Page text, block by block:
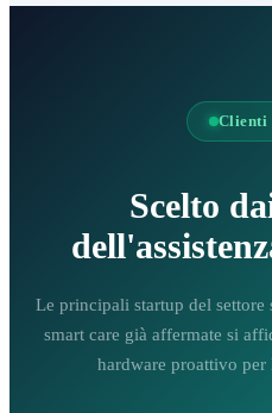
Clienti
Scelto
Le principali startup del
smart care già affermate si
hardware proattivo per